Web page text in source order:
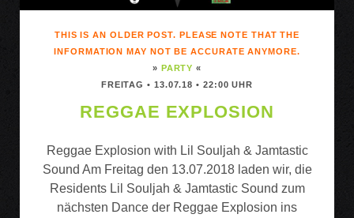
THIS IS AN OLDER POST. PLEASE NOTE THAT THE
INFORMATION MAY NOT BE ACCURATE ANYMORE.
» PARTY «
FREITAG • 13.07.18 • 22:00 UHR
REGGAE EXPLOSION
Reggae Explosion with Lil Souljah & Jamtastic
Sound Am Freitag den 13.07.2018 laden wir, die
Residents Lil Souljah & Jamtastic Sound zum
nächsten Dance der Reggae Explosion ins